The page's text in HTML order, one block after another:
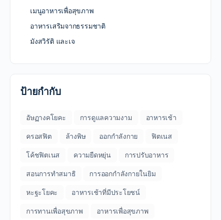
เมนูอาหารเพื่อสุขภาพ
อาหารเสริมจากธรรมชาติ
มังสวิรัติ และเจ
ป้ายกำกับ
อัษฏางคโยคะ การดูแลความงาม อาหารเช้า
ครอสฟิต ล้างพิษ ออกกำลังกาย ฟิตเนส
โค้ชฟิตเนส ความยืดหยุ่น การปรับอาหาร
สอนการทำสมาธิ การออกกำลังกายในยิม
หะฐะโยคะ อาหารเช้าที่มีประโยชน์
การทานเพื่อสุขภาพ อาหารเพื่อสุขภาพ